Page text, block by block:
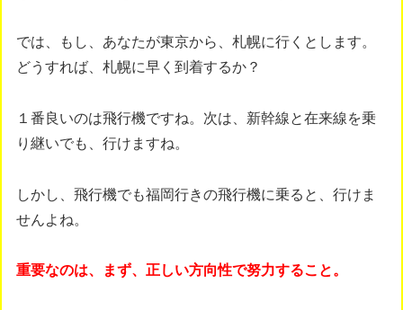
では、もし、あなたが東京から、札幌に行くとします。
どうすれば、札幌に早く到着するか？
１番良いのは飛行機ですね。次は、新幹線と在来線を乗
り継いでも、行けますね。
しかし、飛行機でも福岡行きの飛行機に乗ると、行けま
せんよね。
重要なのは、まず、正しい方向性で努力すること。